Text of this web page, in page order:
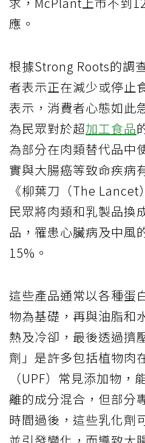
應。
根據Strong Roots的調
者表示正在減少或停止
表示，消費者心態如此
為民眾對於超加工食品
為部分在肉類替代品中
實與大腸癌等致命疾病
《柳葉刀（The Lancet
民眾將肉類和乳製品換
品，罹患心臟病及中風
15%。
這些產品通常以各種蛋
物為基礎，再與油脂和
熱及冷卻，最後透過擠
劑」是許多包括植物肉
（UPF）常見添加物
離的成分混合，但部分
時間過後，這些乳化劑